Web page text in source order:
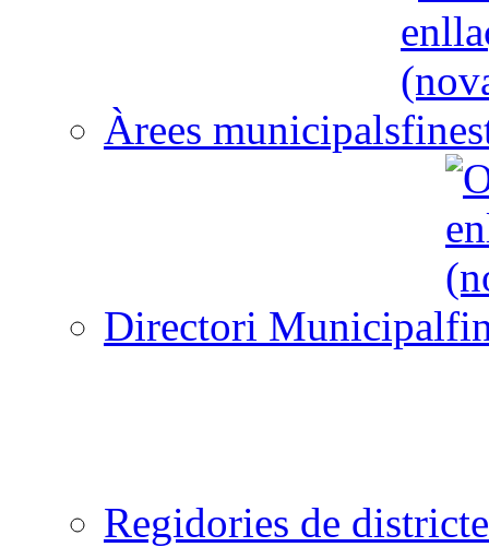
Àrees municipals
Directori Municipal
Regidories de districte